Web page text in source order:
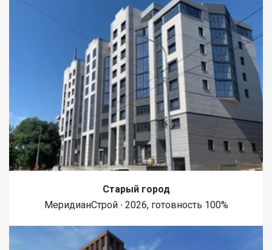
Старый город
МеридианСтрой ∙ 2026, готовность 100%